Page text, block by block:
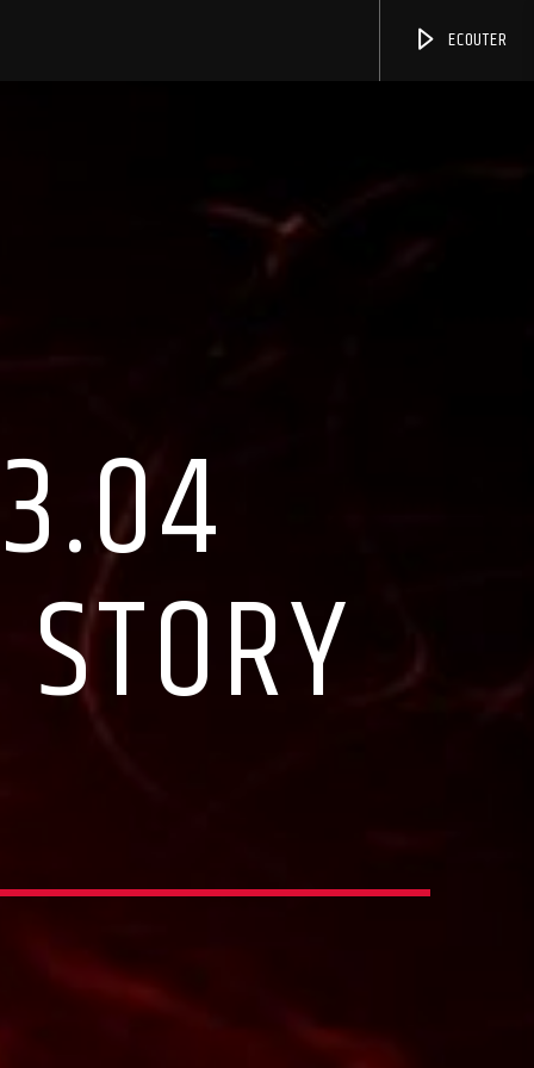
ECOUTER